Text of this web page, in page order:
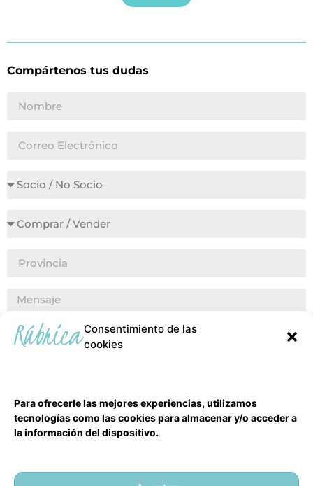
Consentimiento de las
cookies
Para ofrecerle las mejores experiencias, utilizamos
tecnologías como las cookies para almacenar y/o acceder a
la información del dispositivo.
Compártenos tus dudas
ENVIAR